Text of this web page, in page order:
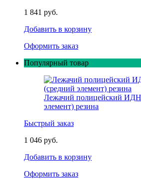
1 841 руб.
Добавить в корзину
Оформить заказ
Популярный товар
Лежачий полицейский
элемент) резина
Быстрый заказ
1 046 руб.
Добавить в корзину
Оформить заказ